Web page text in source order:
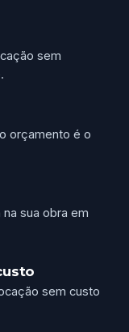
sem
orçamento é o
sua obra em
sem custo